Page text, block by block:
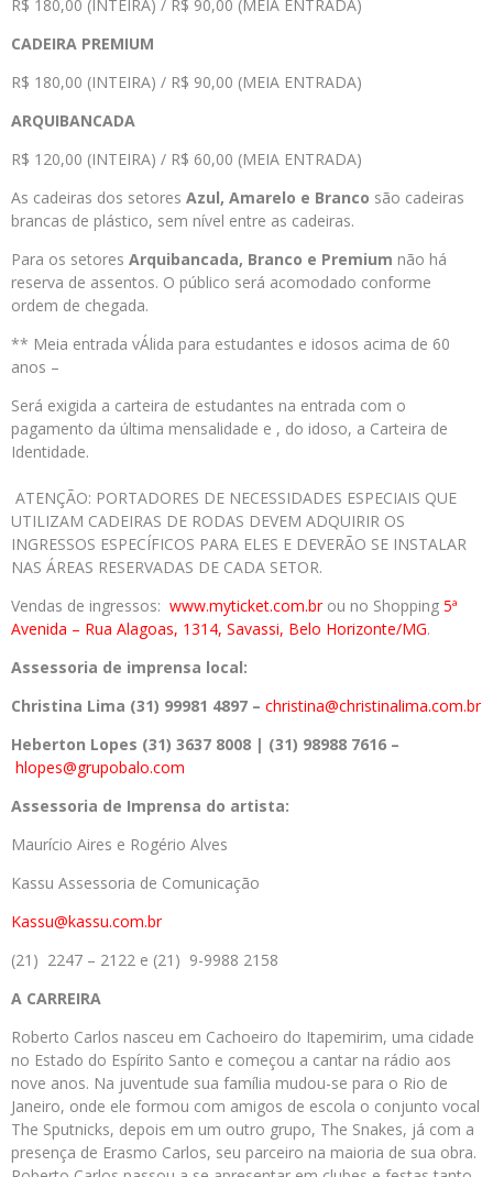
R$ 180,00 (INTEIRA) / R$ 90,00 (MEIA ENTRADA)
CADEIRA PREMIUM
R$ 180,00 (INTEIRA) / R$ 90,00 (MEIA ENTRADA)
ARQUIBANCADA
R$ 120,00 (INTEIRA) / R$ 60,00 (MEIA ENTRADA)
As cadeiras dos setores Azul, Amarelo e Branco são cadeiras
brancas de plástico, sem nível entre as cadeiras.
Para os setores Arquibancada, Branco e Premium não há
reserva de assentos. O público será acomodado conforme
ordem de chegada.
** Meia entrada vÁlida para estudantes e idosos acima de 60
anos –
Será exigida a carteira de estudantes na entrada com o
pagamento da última mensalidade e , do idoso, a Carteira de
Identidade.
ATENÇÃO: PORTADORES DE NECESSIDADES ESPECIAIS QUE
UTILIZAM CADEIRAS DE RODAS DEVEM ADQUIRIR OS
INGRESSOS ESPECÍFICOS PARA ELES E DEVERÃO SE INSTALAR
NAS ÁREAS RESERVADAS DE CADA SETOR.
Vendas de ingressos: www.myticket.com.brou no Shopping 5ª
Avenida – Rua Alagoas, 1314, Savassi, Belo Horizonte/MG.
Assessoria de imprensa local:
Christina Lima (31) 99981 4897 – christina@christinalima.com.br
Heberton Lopes (31) 3637 8008 | (31) 98988 7616 –
hlopes@grupobalo.com
Assessoria de Imprensa do artista:
Maurício Aires e Rogério Alves
Kassu Assessoria de Comunicação
Kassu@kassu.com.br
(21) 2247 – 2122 e (21) 9-9988 2158
A CARREIRA
Roberto Carlos nasceu em Cachoeiro do Itapemirim, uma cidade
no Estado do Espírito Santo e começou a cantar na rádio aos
nove anos. Na juventude sua família mudou-se para o Rio de
Janeiro, onde ele formou com amigos de escola o conjunto vocal
The Sputnicks, depois em um outro grupo, The Snakes, já com a
presença de Erasmo Carlos, seu parceiro na maioria de sua obra.